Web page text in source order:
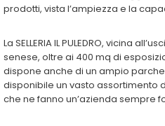
prodotti, vista l’ampiezza e la
La SELLERIA IL PULEDRO, vicina
senese, oltre ai 400 mq di
dispone anche di un ampio
disponibile un vasto assortimento
che ne fanno un’azienda sempre